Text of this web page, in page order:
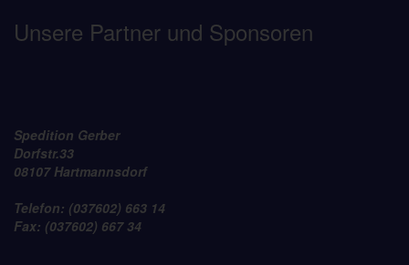
Unsere Partner und Sponsoren
Spedition Gerber
Dorfstr.33
08107 Hartmannsdorf
Telefon: (037602) 663 14
Fax: (037602) 667 34